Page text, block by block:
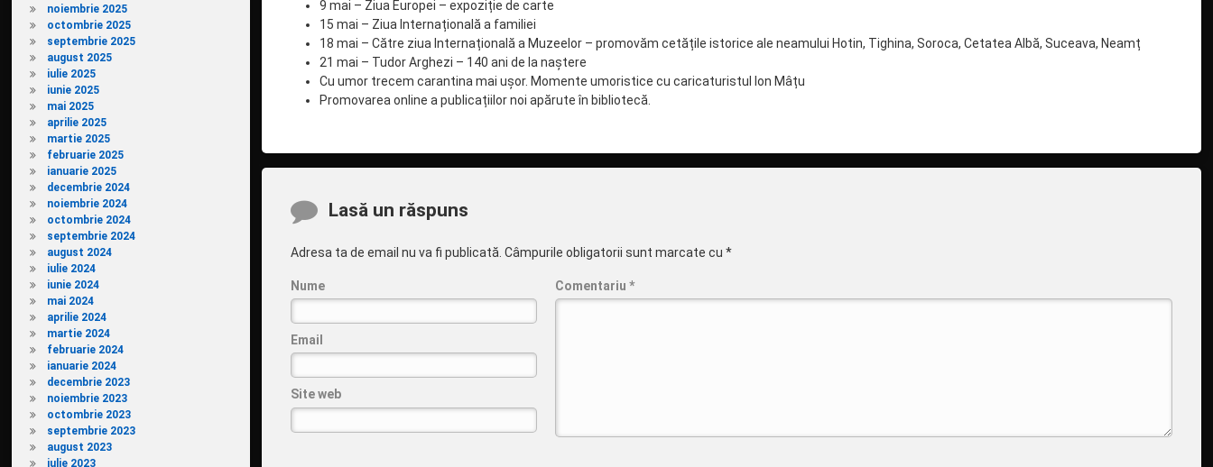
9 mai – Ziua Europei – expoziție de carte
15 mai – Ziua Internațională a familiei
18 mai – Către ziua Internațională a Muzeelor – promovăm cetățile istorice ale neamului Hotin, Tighina, Soroca, Cetatea Albă, Suceava, Neamț
21 mai – Tudor Arghezi – 140 ani de la naștere
Cu umor trecem carantina mai ușor. Momente umoristice cu caricaturistul Ion Mâțu
Promovarea online a publicațiilor noi apărute în bibliotecă.
Comentarii
Lasă un răspuns
Adresa ta de email nu va fi publicată. Câmpurile obligatorii sunt marcate cu*
Comentariu *
Nume
Email
Site web
noiembrie 2025
octombrie 2025
septembrie 2025
august 2025
iulie 2025
iunie 2025
mai 2025
aprilie 2025
martie 2025
februarie 2025
ianuarie 2025
decembrie 2024
noiembrie 2024
octombrie 2024
septembrie 2024
august 2024
iulie 2024
iunie 2024
mai 2024
aprilie 2024
martie 2024
februarie 2024
ianuarie 2024
decembrie 2023
noiembrie 2023
octombrie 2023
septembrie 2023
august 2023
iulie 2023